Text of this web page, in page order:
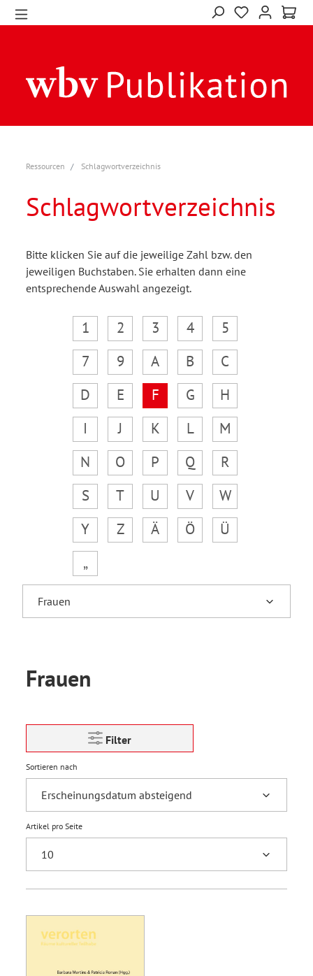
Ressourcen Schlagwortverzeichnis
Schlagwortverzeichnis
Bitte klicken Sie auf die jeweilige Zahl bzw. den
jeweiligen Buchstaben. Sie erhalten dann eine
entsprechende Auswahl angezeigt.
1 2 3 4
5
7
9 A B
C
D
E F G
H
I
J K L
M
N
O P Q
R
S
T U V
W
Y
Z Ä Ö
Ü
„
Frauen
Filter
Sortieren nach
Artikel pro Seite